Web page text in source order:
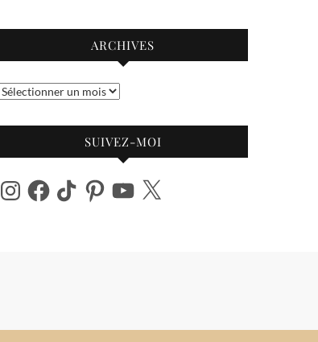
ARCHIVES
Archives
SUIVEZ-MOI
InstagramFacebook
TikTok PinterestYouTube
X